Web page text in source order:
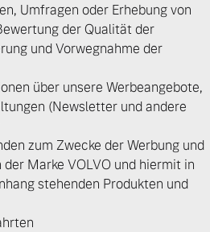
Umfragen oder Erhebung von
der Qualität der
und Vorwegnahme der
über unsere Werbeangebote,
(Newsletter und andere
zum Zwecke der Werbung und
Marke VOLVO und hiermit in
stehenden Produkten und